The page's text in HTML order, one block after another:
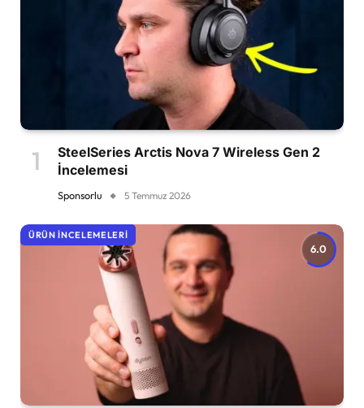
SteelSeries Arctis Nova 7 Wireless Gen 2
İncelemesi
Sponsorlu 5 Temmuz 2026
6.0
ÜRÜN İNCELEMELERI